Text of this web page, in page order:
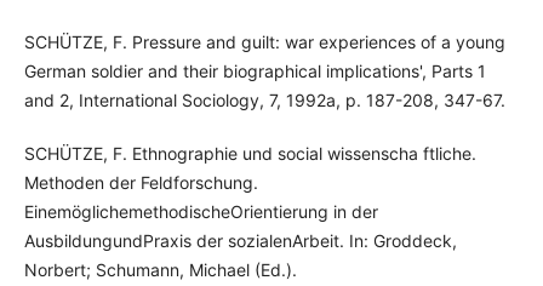
SCHÜTZE, F. Pressure and guilt: war experiences of a young
German soldier and their biographical implications', Parts 1
and 2, International Sociology, 7, 1992a, p. 187-208, 347-67.
SCHÜTZE, F. Ethnographie und social wissenscha ftliche.
Methoden der Feldforschung.
EinemöglichemethodischeOrientierung in der
AusbildungundPraxis der sozialenArbeit. In: Groddeck,
Norbert; Schumann, Michael (Ed.).